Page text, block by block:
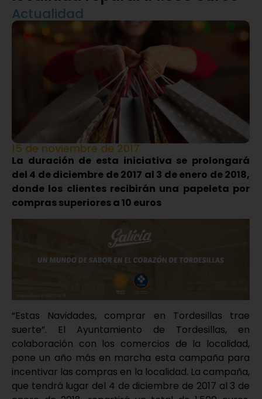
Actualidad
15 de noviembre de 2017
La duración de esta iniciativa se prolongará
del 4 de diciembre de 2017 al 3 de enero de 2018,
donde los clientes recibirán una papeleta por
compras superiores a 10 euros
“Estas Navidades, comprar en Tordesillas trae
suerte”. El Ayuntamiento de Tordesillas, en
colaboración con los comercios de la localidad,
pone un año más en marcha esta campaña para
incentivar las compras en la localidad. La campaña,
que tendrá lugar del 4 de diciembre de 2017 al 3 de